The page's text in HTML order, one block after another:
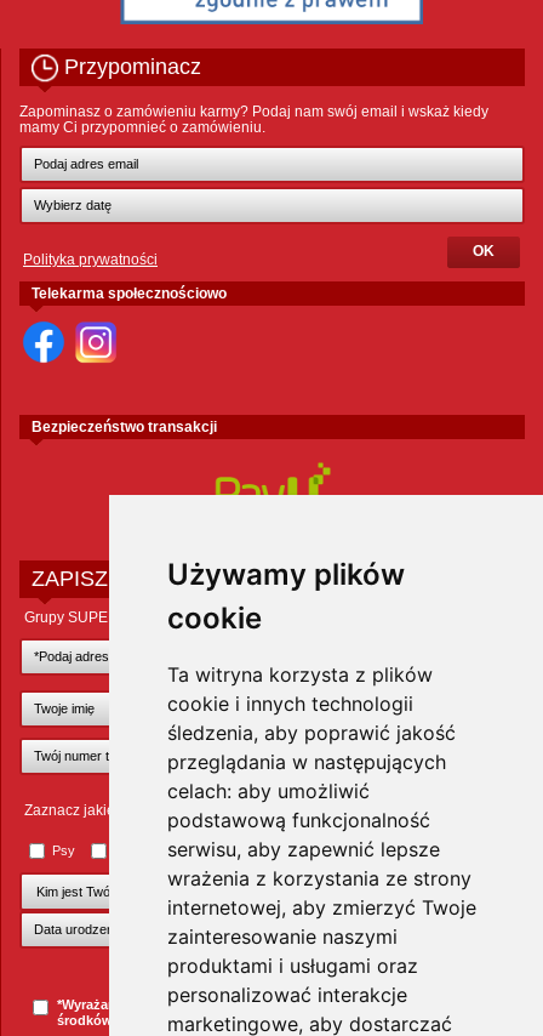
Używamy plików
cookie
Ta witryna korzysta z plików
cookie i innych technologii
śledzenia, aby poprawić jakość
przeglądania w następujących
celach: aby umożliwić
podstawową funkcjonalność
serwisu, aby zapewnić lepsze
wrażenia z korzystania ze strony
internetowej, aby zmierzyć Twoje
zainteresowanie naszymi
produktami i usługami oraz
personalizować interakcje
marketingowe, aby dostarczać
Przypominacz
Zapominasz o zamówieniu karmy? Podaj nam swój email i wskaż kiedy
mamy Ci przypomnieć o zamówieniu.
Polityka prywatności
Telekarma społecznościowo
Bezpieczeństwo transakcji
ZAPISZ SIĘ DO NEWSLETTERA
Grupy SUPER ZOO POLAND Sp. z o.o.
Zaznacz jakie zwierzęta Cię interesują
Psy Małe ssaki Ptaki Inne zwierzęta
+Dodaj kolejnego pupila
*Wyrażam zgodę na przesyłanie informacji handlowych za pomocą
środków komunikacji elektronicznej. więcej »